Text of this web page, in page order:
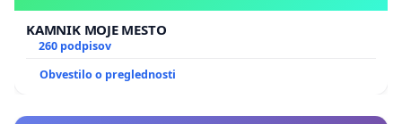
KAMNIK MOJE MESTO
260 podpisov
Obvestilo o preglednosti